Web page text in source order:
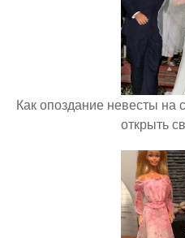
Как опоздание невесты на
открыть